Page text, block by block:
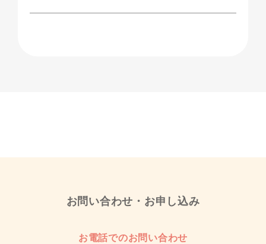
お問い合わせ・お申し込み
お電話でのお問い合わせ